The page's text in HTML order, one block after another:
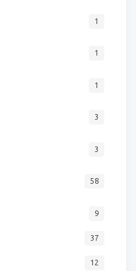
1
1
1
3
3
58
9
37
12